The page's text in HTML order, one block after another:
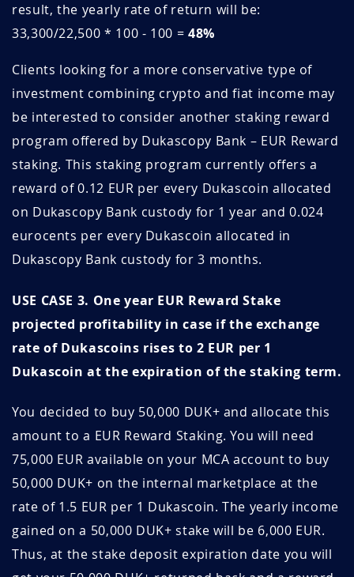
VhYCv2jS Avril 19, 2026 Avril 19, 2027
32mS7vVc Avril 14, 2026 Avril 14, 2027
AIFhqy9J Avril 05, 2026 Avril 05, 2027
6crsyHT5 Avril 03, 2026 Avril 03, 2027
QcVc05dB Mars 28, 2026 Mars 28, 2027
lu1Bf2f4 Mars 26, 2026 Août 27, 2026
Mars 25, 2027
lduvV3Po Mars 20, 2026 Mars 20, 2027
b6ixdjCs Mars 19, 2026 Mars 19, 2027
xyPjU8Sh Mars 13, 2026 Mars 13, 2027
result, the yearly rate of return will be:
33,300/22,500 * 100 - 100 = 48%
Clients looking for a more conservative type of
investment combining crypto and fiat income may
be interested to consider another staking reward
program offered by Dukascopy Bank – EUR Reward
staking. This staking program currently offers a
reward of 0.12 EUR per every Dukascoin allocated
on Dukascopy Bank custody for 1 year and 0.024
eurocents per every Dukascoin allocated in
Dukascopy Bank custody for 3 months.
USE CASE 3. One year EUR Reward Stake
projected profitability in case if the exchange
rate of Dukascoins rises to 2 EUR per 1
Dukascoin at the expiration of the staking term.
You decided to buy 50,000 DUK+ and allocate this
amount to a EUR Reward Staking. You will need
75,000 EUR available on your MCA account to buy
50,000 DUK+ on the internal marketplace at the
rate of 1.5 EUR per 1 Dukascoin. The yearly income
gained on a 50,000 DUK+ stake will be 6,000 EUR.
Thus, at the stake deposit expiration date you will